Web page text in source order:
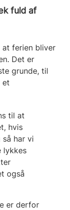
fuld af
at ferien bliver
Det er
grunde, til
et
til at
hvis
har vi
lykkes
også
er derfor